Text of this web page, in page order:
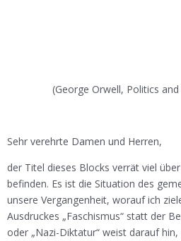
(George Orwell, Politics
Sehr verehrte Damen und Herren,
der Titel dieses Blocks verrät viel
befinden. Es ist die Situation des
unsere Vergangenheit, worauf ich
Ausdruckes „Faschismus“ statt der
oder „Nazi-Diktatur“ weist darauf